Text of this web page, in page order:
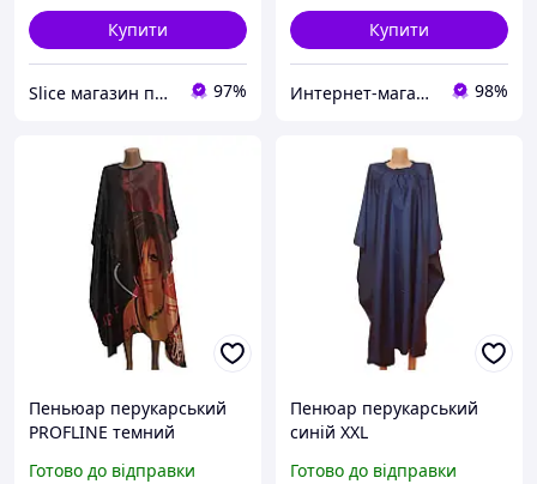
Купити
Slice магазин перукарських та манікюрних товарів 97%
Купити
Интернет-магазин PROFLINE 98%
Пеньюар перукарський
PROFLINE темний
Готово до відправки
Пенюар перукарський
синій XXL
Готово до відправки